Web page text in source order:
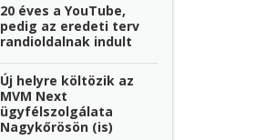
20 éves a YouTube,
pedig az eredeti terv
randioldalnak indult
Új helyre költözik az
MVM Next
ügyfélszolgálata
Nagykőrösön (is)